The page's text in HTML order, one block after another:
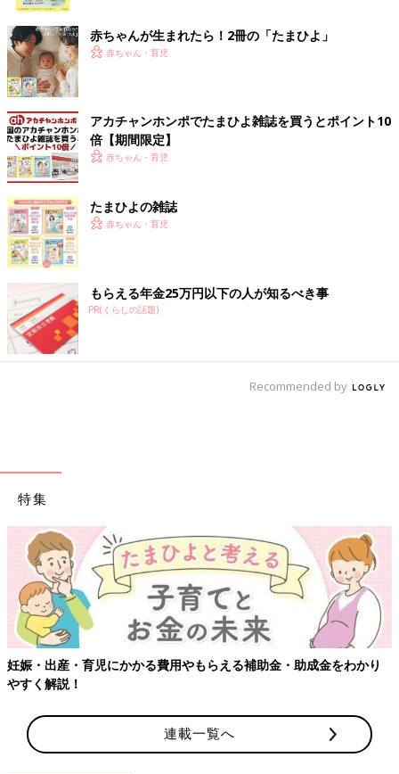
甘めデザインが好きなキッズに♪ ハートやフリルが
可愛い裏毛トレーナー
こちらはma_7aa_さんが紹介している、しまむらの裏毛トレーナ
ー。ロゴがサガラ刺しゅうで立体的になっていたり、サイドにフ
リルが付いていたりと、とっても可愛いデザインです♪ モノトー
ンなのでどんなボトムスとも合わせやすいですが、ホワイトのト
レーナーは淡いピンクやブラック、グレーなどと相性バッチリ！
ブラックのトレーナーは、ホワイトやベージュ、ブルーのアイテ
ムと合わせると◎
淡い色味が魅力的！パッチワーク柄がオシャレすぎ
る裏毛トレーナー
赤ちゃんが生まれたら！2冊の「たまひよ」
赤ちゃん・育児
アカチャンホンポでたまひよ雑誌を買うとポイント10
倍【期間限定】
赤ちゃん・育児
たまひよの雑誌
赤ちゃん・育児
もらえる年金25万円以下の人が知るべき事
PR(くらしの話題)
Recommended by
特集
妊娠・出産・育児にかかる費用やもらえる補助金・助成金をわかり
やすく解説！
連載一覧へ